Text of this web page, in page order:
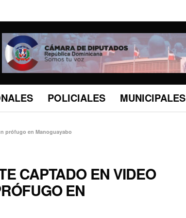
POLICIALES MUNICIPALES
prófugo en Manoguayabo
CAPTADO EN VIDEO
EN